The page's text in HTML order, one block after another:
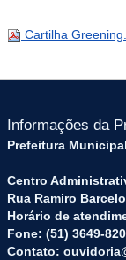
Cartilha
Informações da
Prefeitura
Centro
Rua Ramiro
Horário de
Fone: (51) 3649-
Contato: